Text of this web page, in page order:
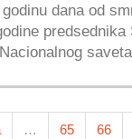
dana od
predsednika
… 65 66